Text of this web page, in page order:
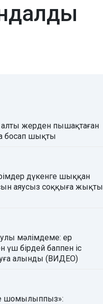
жерден пышақтаған
босап шықты
дүкенге шыққан
аяусыз соққыға жықты
мәлімдеме: ер
үш бірдей баппен іс
алынды (ВИДЕО)
шомылыппыз»: